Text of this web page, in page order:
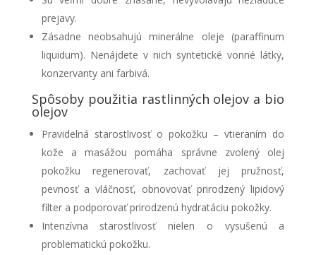
prejavy.
Zásadne neobsahujú minerálne oleje (paraffinum
liquidum). Nenájdete v nich syntetické vonné látky,
konzervanty ani farbivá.
Spôsoby použitia rastlinných olejov a bio
olejov
Pravidelná starostlivosť o pokožku – vtieraním do
kože a masážou pomáha správne zvolený olej
pokožku regenerovať, zachovať jej pružnosť,
pevnosť a vláčnosť, obnovovať prirodzený lipidový
filter a podporovať prirodzenú hydratáciu pokožky.
Intenzívna starostlivosť nielen o vysušenú a
problematickú pokožku.